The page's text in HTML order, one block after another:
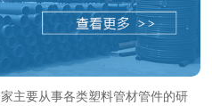
主要从事各类塑料管材管件的研